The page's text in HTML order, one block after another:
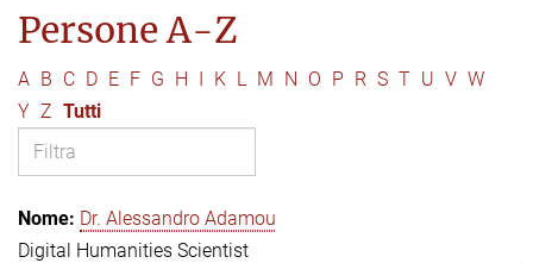
Persone A-Z
A B C D E F G H I K L M N O P R S T U V W
Y Z Tutti
Dr. Alessandro Adamou
Digital Humanities Scientist